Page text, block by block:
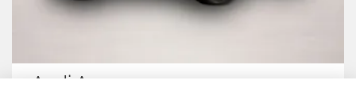
Audi A3